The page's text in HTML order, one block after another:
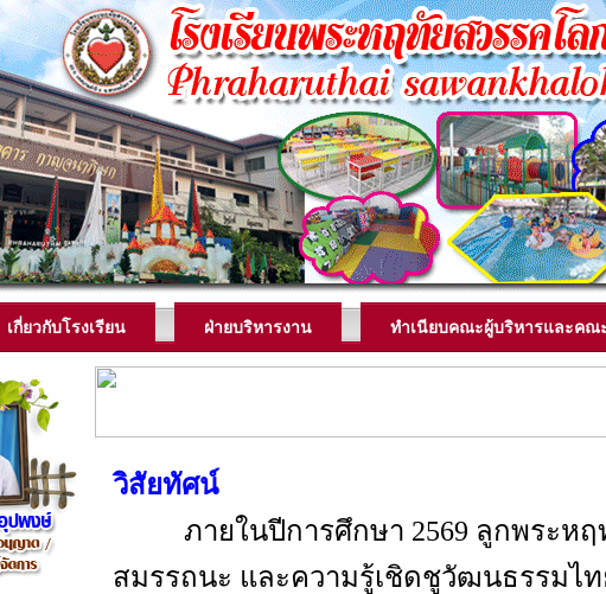
เกี่ยวกับโรงเรียน ฝ่ายบริหารงาน ทำเนียบคณะผู้บริหารและคณ
วิสัยทัศน์
ภายในปีการศึกษา 2569 ลูกพระห
สมรรถนะ และความรู้เชิดชูวัฒนธรรมไ